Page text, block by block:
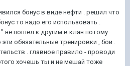
бонус в виде нефти . решил что
то надо его использовать .
не пошел к другим в клан потому
обязательные тренировки , бои .
. главное правило - проводи
хочешь ты и не мешай тоже